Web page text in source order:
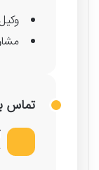
تماس